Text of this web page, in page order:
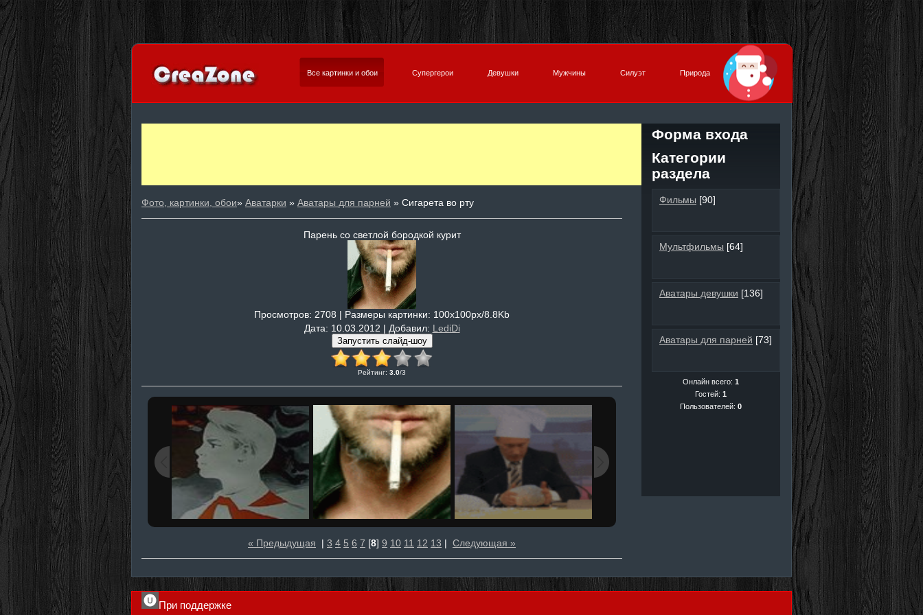
Все картинки и обои Супергерои Девушки Мужчины Силуэт Природа
Фото, картинки, обои» Аватарки » Аватары для парней » Сигарета во рту
Парень со светлой бородкой курит
Просмотров: 2708 | Размеры картинки: 100x100px/8.8Kb
Дата: 10.03.2012 | Добавил: LediDi
Рейтинг: 3.0/3
« Предыдущая | 3 4 5 6 7 [8] 9 10 11 12 13 | Следующая »
Форма входа
Категории
раздела
Фильмы [90]
Мультфильмы [64]
Аватары девушки [136]
Аватары для парней [73]
Онлайн всего: 1
Гостей: 1
Пользователей: 0
При поддержке